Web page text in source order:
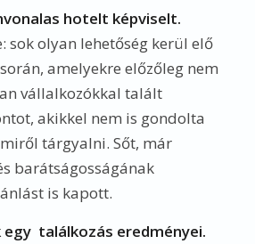
hotelt képviselt.
sok olyan lehetőség kerül elő
amelyekre előzőleg nem
vállalkozókkal talált
akikkel nem is gondolta
tárgyalni. Sőt, már
barátságosságának
is kapott.
egy találkozás eredményei.